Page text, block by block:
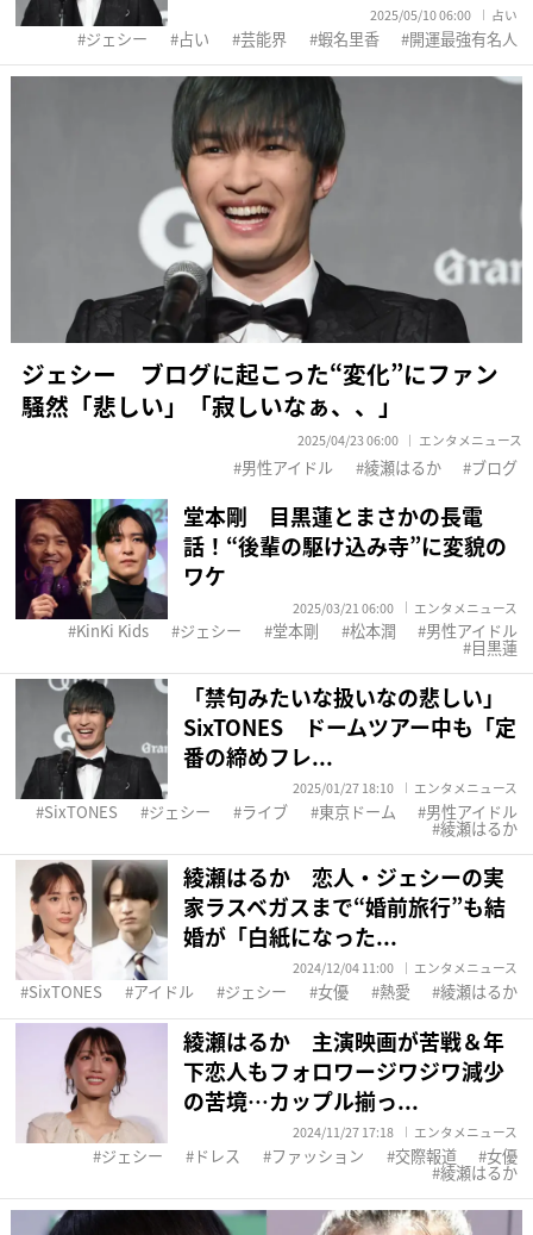
2025/05/10 06:00 占い
ジェシー 占い 芸能界 蝦名里香 開運最強有名人
ジェシー ブログに起こった“変化”にファン
騒然「悲しい」「寂しいなぁ、、」
2025/04/23 06:00 エンタメニュース
男性アイドル 綾瀬はるか ブログ
堂本剛 目黒蓮とまさかの長電
話！“後輩の駆け込み寺”に変貌の
ワケ
2025/03/21 06:00 エンタメニュース
KinKi Kids ジェシー 堂本剛 松本潤 男性アイドル
目黒蓮
「禁句みたいな扱いなの悲しい」
SixTONES ドームツアー中も「定
番の締めフレ...
2025/01/27 18:10 エンタメニュース
SixTONES ジェシー ライブ 東京ドーム 男性アイドル
綾瀬はるか
綾瀬はるか 恋人・ジェシーの実
家ラスベガスまで“婚前旅行”も結
婚が「白紙になった...
2024/12/04 11:00 エンタメニュース
SixTONES アイドル ジェシー 女優 熱愛 綾瀬はるか
綾瀬はるか 主演映画が苦戦＆年
下恋人もフォロワージワジワ減少
の苦境…カップル揃っ...
2024/11/27 17:18 エンタメニュース
ジェシー ドレス ファッション 交際報道 女優
綾瀬はるか